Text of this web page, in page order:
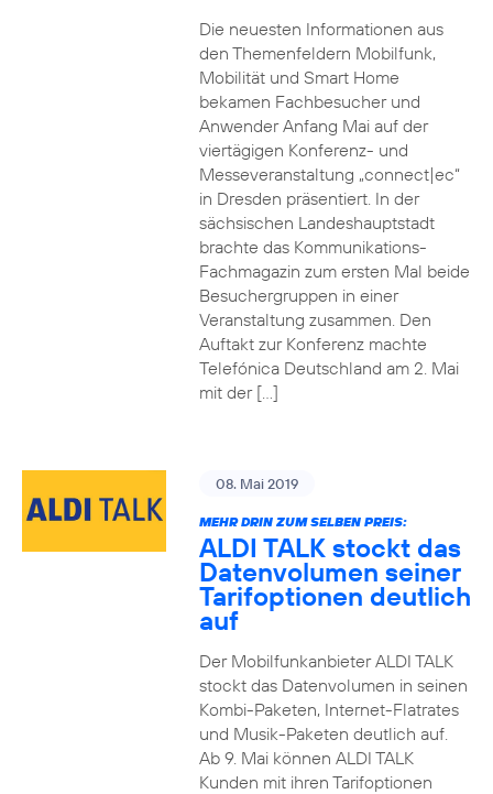
Die neuesten Informationen aus
den Themenfeldern Mobilfunk,
Mobilität und Smart Home
bekamen Fachbesucher und
Anwender Anfang Mai auf der
viertägigen Konferenz- und
Messeveranstaltung „connect|ec“
in Dresden präsentiert. In der
sächsischen Landeshauptstadt
brachte das Kommunikations-
Fachmagazin zum ersten Mal beide
Besuchergruppen in einer
Veranstaltung zusammen. Den
Auftakt zur Konferenz machte
Telefónica Deutschland am 2. Mai
mit der […]
08. Mai 2019
MEHR DRIN ZUM SELBEN PREIS:
ALDI TALK stockt das
Datenvolumen seiner
Tarifoptionen deutlich
auf
Der Mobilfunkanbieter ALDI TALK
stockt das Datenvolumen in seinen
Kombi-Paketen, Internet-Flatrates
und Musik-Paketen deutlich auf.
Ab 9. Mai können ALDI TALK
Kunden mit ihren Tarifoptionen